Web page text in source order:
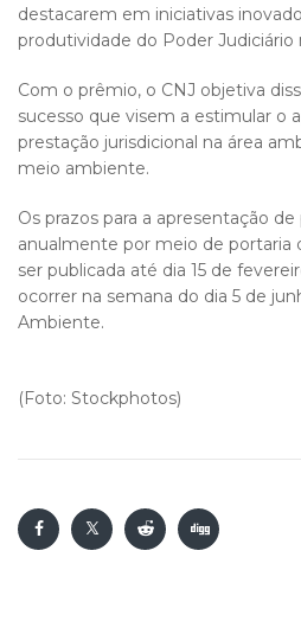
destacarem em iniciativas
produtividade do Poder Judiciário
Com o prêmio, o CNJ objetiva
sucesso que visem a estimular o
prestação jurisdicional na área
meio ambiente.
Os prazos para a apresentação
anualmente por meio de portaria
ser publicada até dia 15 de
ocorrer na semana do dia 5 de
Ambiente.
(Foto: Stockphotos)